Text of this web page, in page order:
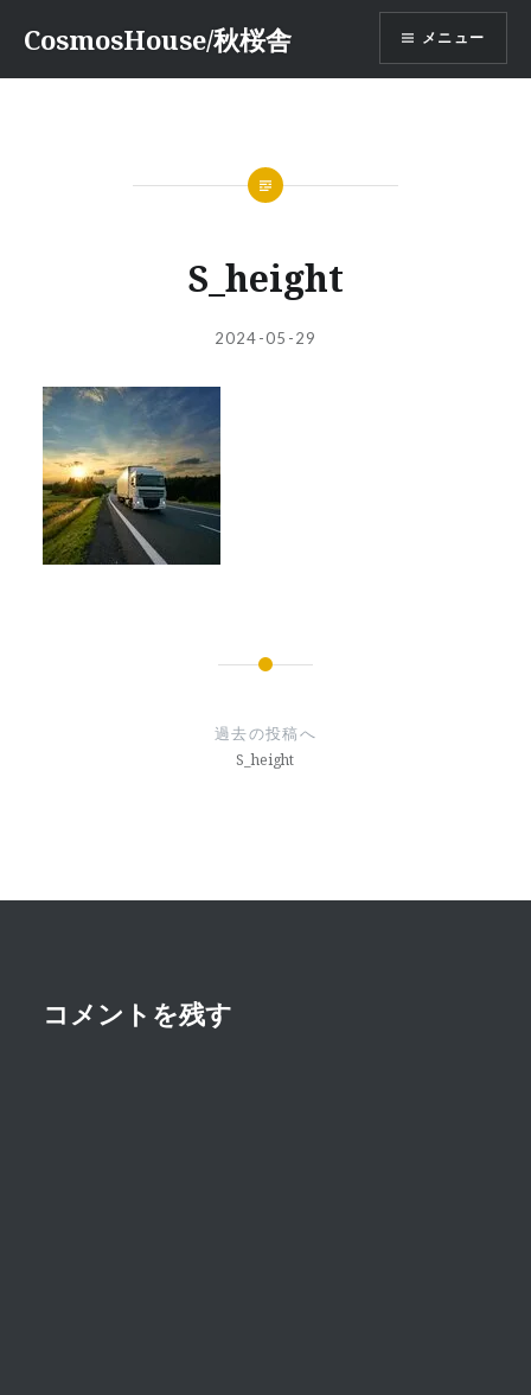
テ
CosmosHouse/秋桜舎 メニュー
S_height
投
者:
投
日:
2024-05-29
ー
過去の投稿へ
S_height
コメントを残す